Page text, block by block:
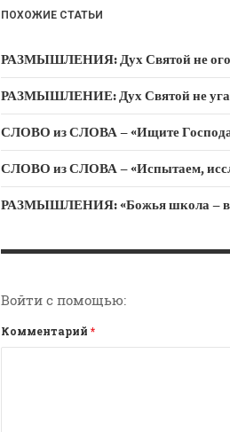
ПОХОЖИЕ СТАТЬИ
РАЗМЫШЛЕНИЯ: Дух Святой не
РАЗМЫШЛЕНИЕ: Дух Святой не
СЛОВО из СЛОВА – «Ищите
РАЗМЫШЛЕНИЯ: «Божья школа –
Войти с помощью:
Комментарий *